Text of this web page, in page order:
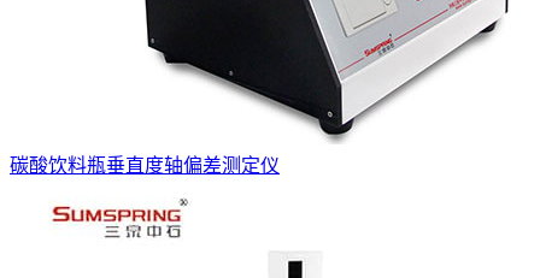
碳酸饮料瓶垂直度轴偏差测定仪